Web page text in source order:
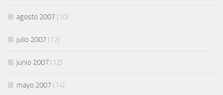
agosto 2007 (10)
julio 2007 (12)
junio 2007 (12)
mayo 2007 (14)